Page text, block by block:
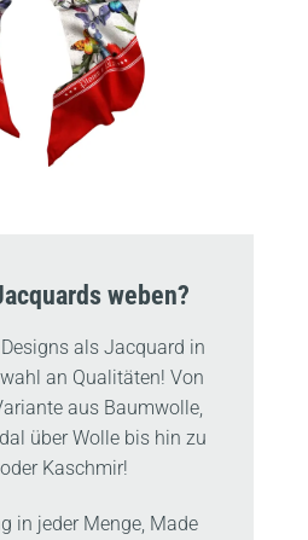
weben?
als Jacquard in
an Qualitäten! Von
aus Baumwolle,
über Wolle bis hin zu
Kaschmir!
in jeder Menge, Made